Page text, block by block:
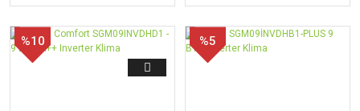
%10 %5